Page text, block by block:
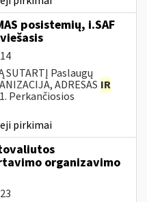
posistemių, i.SAF
SUTARTĮ Paslaugų
ADRESAS IR
Perkančiosios
pirkimai
organizavimo